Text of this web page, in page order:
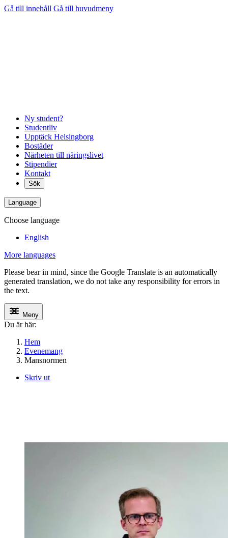
Gå till innehåll Gå till huvudmeny
Ny student?
Studentliv
Upptäck Helsingborg
Bostäder
Närheten till näringslivet
Stipendier
Kontakt
Sök
Language
Choose language
English
More languages
Please bear in mind, since the Google Translate is an automatically
generated translation, we do not take any responsibility for errors in
the text.
Meny
Du är här:
Hem
Evenemang
Mansnormen
Skriv ut